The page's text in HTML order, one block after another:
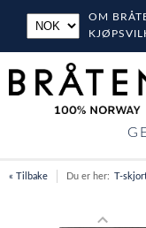
OM
« Tilbake Du er her: T-